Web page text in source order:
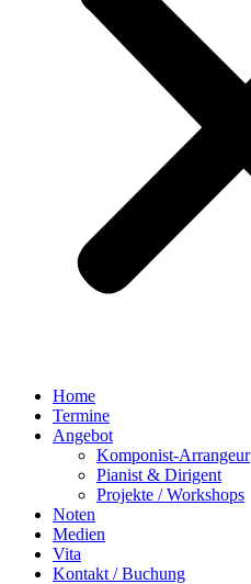
Home
Termine
Angebot
Komponist-Arrangeur
Pianist & Dirigent
Projekte / Workshops
Noten
Medien
Vita
Kontakt / Buchung